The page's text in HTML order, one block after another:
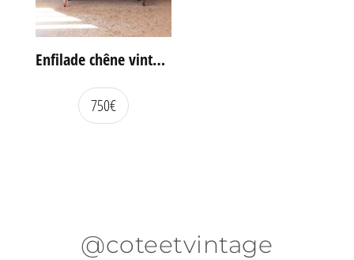
Enfilade chêne vintage portes coulissantes
750€
@coteetvintage